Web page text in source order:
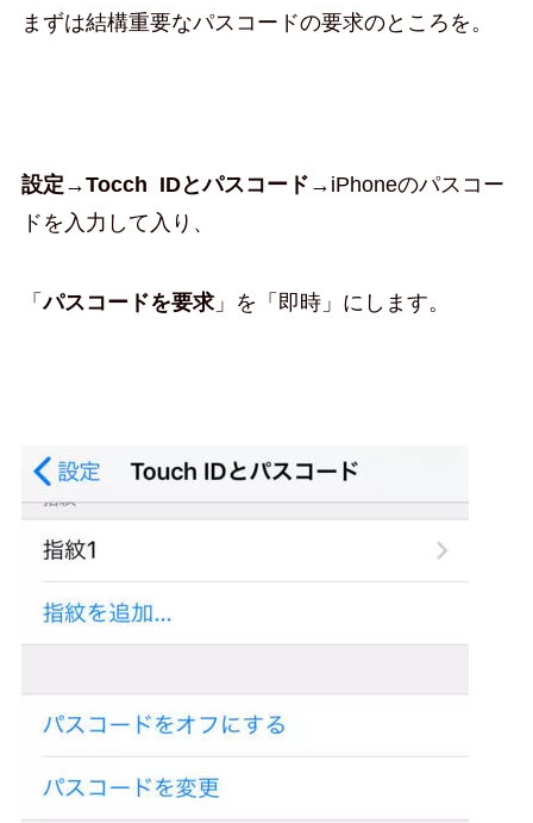
まずは結構重要なパスコードの要求のところを。
設定→Tocch IDとパスコード →iPhoneのパスコー
ドを入力して入り、
「パスコードを要求」を「即時」にします。